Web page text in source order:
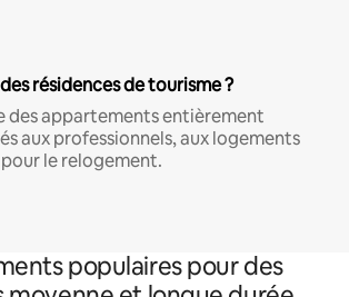
résidences de tourisme ?
des appartements entièrement
aux professionnels, aux logements
le relogement.
populaires pour des